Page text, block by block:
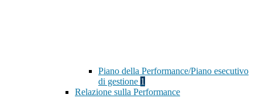
Piano della Performance/Piano esecutivo
di gestione 1
Relazione sulla Performance